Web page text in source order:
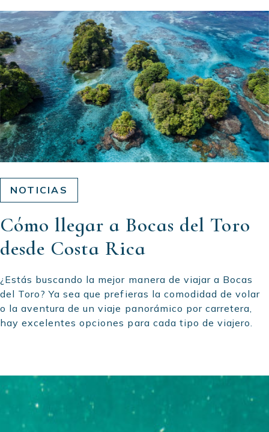
NOTICIAS
Cómo llegar a Bocas del Toro
desde Costa Rica
¿Estás buscando la mejor manera de viajar a Bocas
del Toro? Ya sea que prefieras la comodidad de volar
o la aventura de un viaje panorámico por carretera,
hay excelentes opciones para cada tipo de viajero.